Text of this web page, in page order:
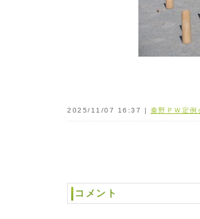
2025/11/07 16:37 | 秦野ＰＷ定例
コメント